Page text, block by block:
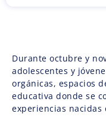
Durante octubre y
adolescentes y
orgánicas, espacios
educativa donde se
experiencias nacidas